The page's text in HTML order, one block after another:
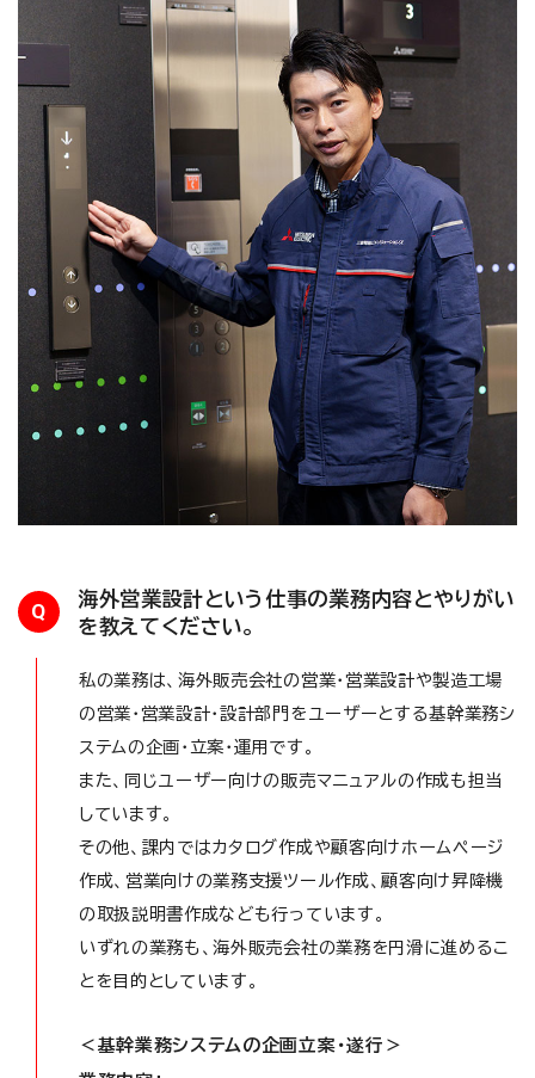
Q
海外営業設計という仕事の業務内容とやりがい
を教えてください。
私の業務は、海外販売会社の営業・営業設計や製造工場
の営業・営業設計・設計部門をユーザーとする基幹業務シ
ステムの企画・立案・運用です。
また、同じユーザー向けの販売マニュアルの作成も担当
しています。
その他、課内ではカタログ作成や顧客向けホームページ
作成、営業向けの業務支援ツール作成、顧客向け昇降機
の取扱説明書作成なども行っています。
いずれの業務も、海外販売会社の業務を円滑に進めるこ
とを目的としています。
＜基幹業務システムの企画立案・遂行＞